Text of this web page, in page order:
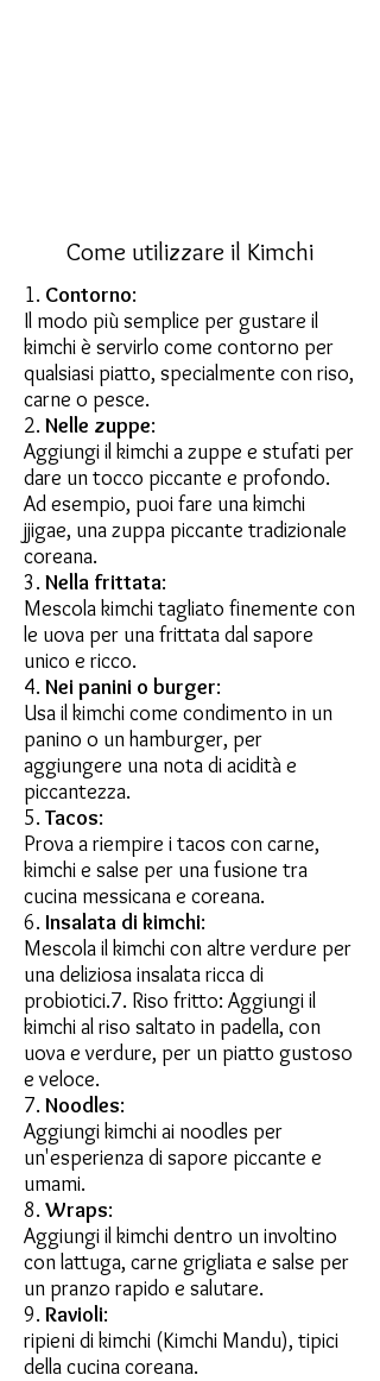
Come utilizzare il Kimchi
1. Contorno:
Il modo più semplice per gustare il
kimchi è servirlo come contorno per
qualsiasi piatto, specialmente con riso,
carne o pesce.
2. Nelle zuppe:
Aggiungi il kimchi a zuppe e stufati per
dare un tocco piccante e profondo.
Ad esempio, puoi fare una kimchi
jjigae, una zuppa piccante tradizionale
coreana.
3. Nella frittata:
Mescola kimchi tagliato finemente con
le uova per una frittata dal sapore
unico e ricco.
4. Nei panini o burger:
Usa il kimchi come condimento in un
panino o un hamburger, per
aggiungere una nota di acidità e
piccantezza.
5. Tacos:
Prova a riempire i tacos con carne,
kimchi e salse per una fusione tra
cucina messicana e coreana.
6. Insalata di kimchi:
Mescola il kimchi con altre verdure per
una deliziosa insalata ricca di
probiotici.7. Riso fritto: Aggiungi il
kimchi al riso saltato in padella, con
uova e verdure, per un piatto gustoso
e veloce.
7. Noodles:
Aggiungi kimchi ai noodles per
un'esperienza di sapore piccante e
umami.
8. Wraps:
Aggiungi il kimchi dentro un involtino
con lattuga, carne grigliata e salse per
un pranzo rapido e salutare.
9. Ravioli:
ripieni di kimchi (Kimchi Mandu), tipici
della cucina coreana.